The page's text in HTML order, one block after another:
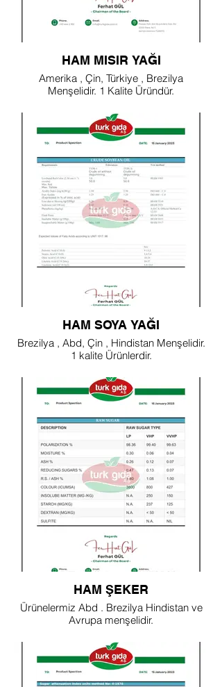
HAM MISIR YAĞI
Amerika , Çin, Türkiye , Brezilya
Menşelidir. 1 Kalite Üründür.
HAM SOYA YAĞI
Brezilya , Abd, Çin , Hindistan Menşelidir.
1 kalite Ürünlerdir.
HAM ŞEKER
Ürünelermiz Abd . Brezilya Hindistan ve
Avrupa menşelidir.